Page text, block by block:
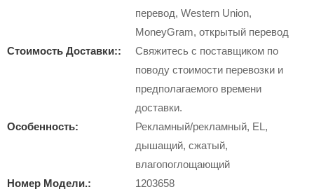
перевод, Western Union,
MoneyGram, открытый перевод
Стоимость Доставки::
Свяжитесь с поставщиком по
поводу стоимости перевозки и
предполагаемого времени
доставки.
Особенность:
Рекламный/рекламный, EL,
дышащий, сжатый,
влагопоглощающий
Номер Модели.:
1203658